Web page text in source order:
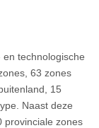
technologische
63 zones
15
Naast deze
provinciale zones